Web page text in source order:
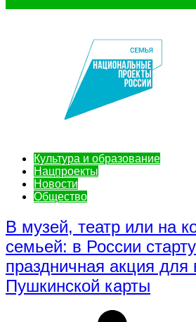
Культура и образование
Нацпроекты
Новости
Общество
В музей, театр или на
семьей: в России
праздничная акция для
Пушкинской карты